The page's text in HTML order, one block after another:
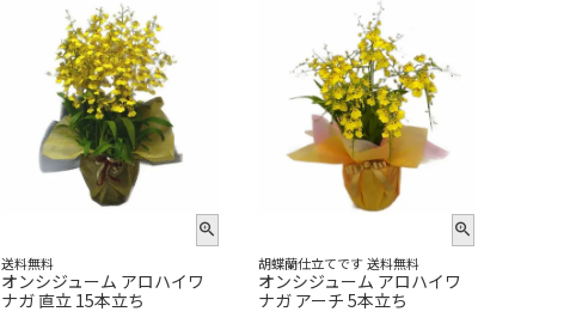
送料無料
オンシジューム アロハイワ
ナガ 直立 15本立ち
胡蝶蘭仕立てです 送料無料
オンシジューム アロハイワ
ナガ アーチ 5本立ち